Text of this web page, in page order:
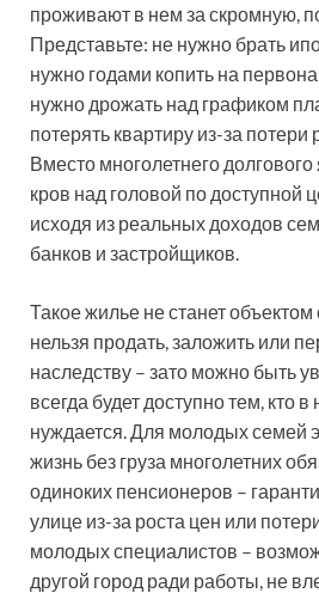
проживают в нем за скромную,
Представьте: не нужно брать
нужно годами копить на
нужно дрожать над графиком
потерять квартиру из-за
Вместо многолетнего
кров над головой по доступной
исходя из реальных доходов
банков и застройщиков.
Такое жилье не станет объектом
нельзя продать, заложить или
наследству – зато можно быть
всегда будет доступно тем, кто
нуждается. Для молодых семей
жизнь без груза многолетних
одиноких пенсионеров –
улице из-за роста цен или
молодых специалистов –
другой город ради работы, не